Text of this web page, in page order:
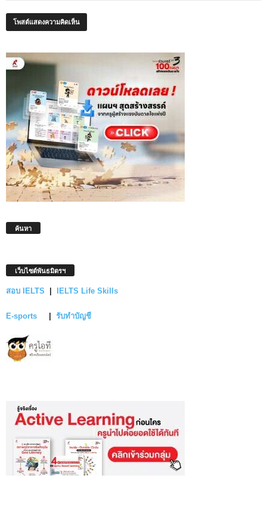
ค้นหา
เว็บไซต์พันธมิตรฯ
สอบ IELTS IELTS Life Skills
E-sports รับทำบัญชี